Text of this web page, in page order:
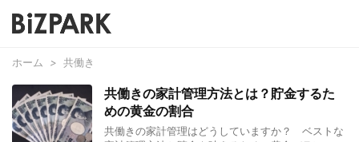
ホーム > 共働き
共働きの家計管理方法とは？貯金するた
めの黄金の割合
共働きの家計管理はどうしていますか？ ベストな